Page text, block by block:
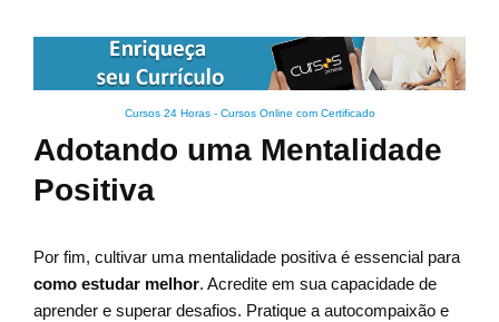
Cursos 24 Horas - Cursos Online com Certificado
Adotando uma Mentalidade
Positiva
Por fim, cultivar uma mentalidade positiva é essencial para
como estudar melhor. Acredite em sua capacidade de
aprender e superar desafios. Pratique a autocompaixão e